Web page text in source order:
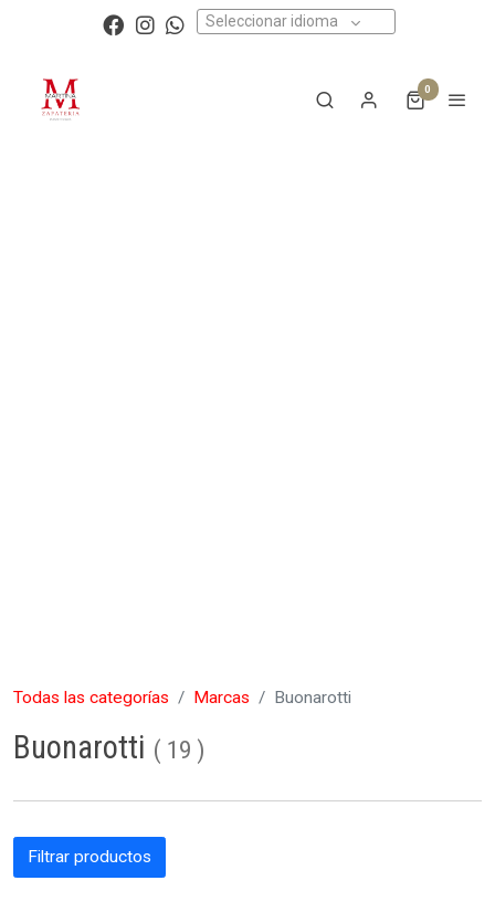
Seleccionar idioma
0
Todas las categorías Marcas Buonarotti
Buonarotti ( 19 )
Filtrar productos